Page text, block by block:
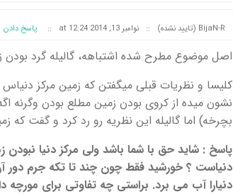
BijaN-R (تایید نشده) :: نوامبر 13, 2014 at 12:24 :: پاسخ دادن
اصل موضوع مطرح شده اشتباهه، گالیله گرد
کلیسا و نظریات قبلی میگفتن که زمین مرکز
نشون میده از کروی بودن زمین مطلع بودن
بچرخه) اما گالیله این نظریه رو رد کرد و گفت
پاسخ : شاید حق با شما باشد ولی مرکز دنیا نبودن
دنیاست ؟ خورشید فقط چون چند تا تکه جرم دور
دنیارا آب می برد. براستی چه تفاوتی برای